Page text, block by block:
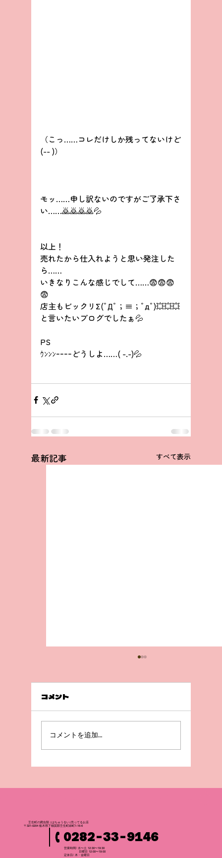
（こっ……コレだけしか残ってないけど
(-- )）
モッ……申し訳ないのですがご了承下さ
い……🙇🙇🙇🙇💦
以上！
売れたから仕入れようと思い発注した
ら……
いきなりこんな感じでして……😨😨😨
😨
店主もビックリΣ(ﾟДﾟ；≡；ﾟдﾟ)💥💥💥
と言いたいブログでしたぁ💦
PS
ｳﾝﾝﾝｰｰｰｰどうしよ……( -.-)💦
最新記事 すべて表示
急成長😲！
コメント
コメントを追加…
壬生町の爬虫類（はちゅうるい）売ってるお店
〒321-0204 栃木県下都賀郡壬生町緑町1-16-6
0282-33-9146
営業時間/ 水〜土 12:30〜19:30
日曜日 12:00〜19:00
​定休日/ 木・金曜日